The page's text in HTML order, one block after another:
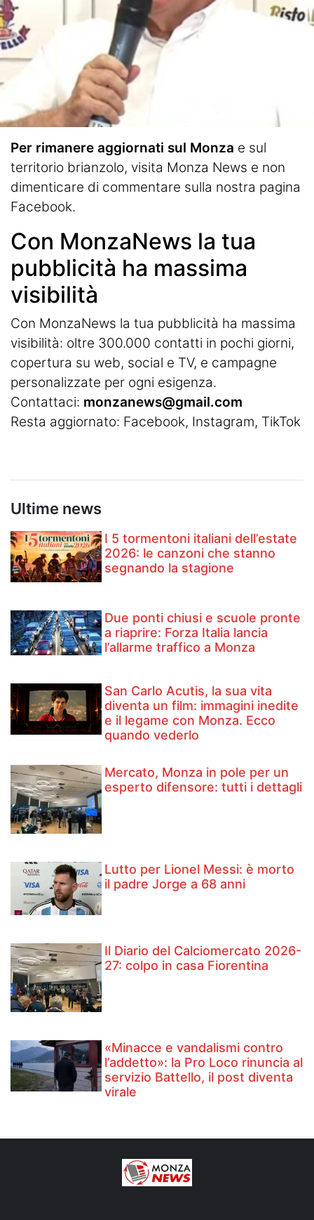
Per rimanere aggiornati sul Monza e sul
territorio brianzolo, visita Monza News e non
dimenticare di commentare sulla nostra pagina
Facebook.
Con MonzaNews la tua
pubblicità ha massima
visibilità
Con MonzaNews la tua pubblicità ha massima
visibilità: oltre 300.000 contatti in pochi giorni,
copertura su web, social e TV, e campagne
personalizzate per ogni esigenza.
Contattaci: monzanews@gmail.com
Resta aggiornato: Facebook, Instagram, TikTok
Ultime news
I 5 tormentoni italiani dell’estate
2026: le canzoni che stanno
segnando la stagione
Due ponti chiusi e scuole pronte
a riaprire: Forza Italia lancia
l’allarme traffico a Monza
San Carlo Acutis, la sua vita
diventa un film: immagini inedite
e il legame con Monza. Ecco
quando vederlo
Mercato, Monza in pole per un
esperto difensore: tutti i dettagli
Lutto per Lionel Messi: è morto
il padre Jorge a 68 anni
Il Diario del Calciomercato 2026-
27: colpo in casa Fiorentina
«Minacce e vandalismi contro
l’addetto»: la Pro Loco rinuncia al
servizio Battello, il post diventa
virale